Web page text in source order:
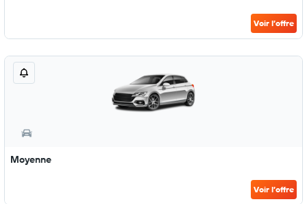
Voir l’offre
Moyenne
Voir l’offre